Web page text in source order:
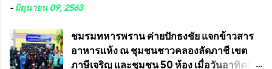
ต่อต้านทุจริต กล่าวต่ออีกว่า “นครเชียงใหม่
ต้องส่งเสริมให้ผู้นำในระดับต่างๆมีหลักธร
รมาภิบาลในการบริหารราชการแผ่นดิน คณะ
กรรมการการเลือกตั้งถือเป็นองค์กรอิสระตาม
ทัวร์ต่างประเทศอีกด้วย ที่ห้องประชุม โรงทาน
ลพบุรี ท่านเจ้าคุณ พระราชวิสุทธิ ประชานาถ
(หลวงพ่อ อลงกต ) ในฐานะประธานมูลนิธิ
ประชานาถ และ ประธานอำนวยการจัดการ
-มิถุนายน 09, 2563
ชมรมทหารพราน ค่ายปักธงชัย แจกข้าวสาร
อาหารแห้ง ณ​ ชุมชนชาวคลองลัดภาชี เขต
ภาษีเจริญ และชุมชน 50 ห้อง เมื่อวันอาทิตย์ที่